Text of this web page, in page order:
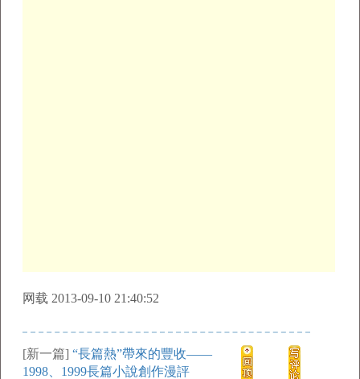
网载 2013-09-10 21:40:52
[新一篇] “長篇熱”帶來的豐收——
1998、1999長篇小說創作漫評